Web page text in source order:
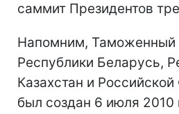
саммит Президентов
Напомним, Таможенный
Республики Беларусь,
Казахстан и
был создан 6 июля 2010